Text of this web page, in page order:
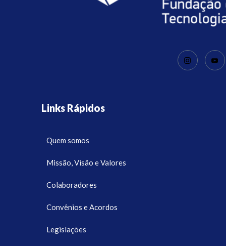
Links Rápidos
Quem somos
Missão, Visão e Valores
Colaboradores
Convênios e Acordos
Legislações